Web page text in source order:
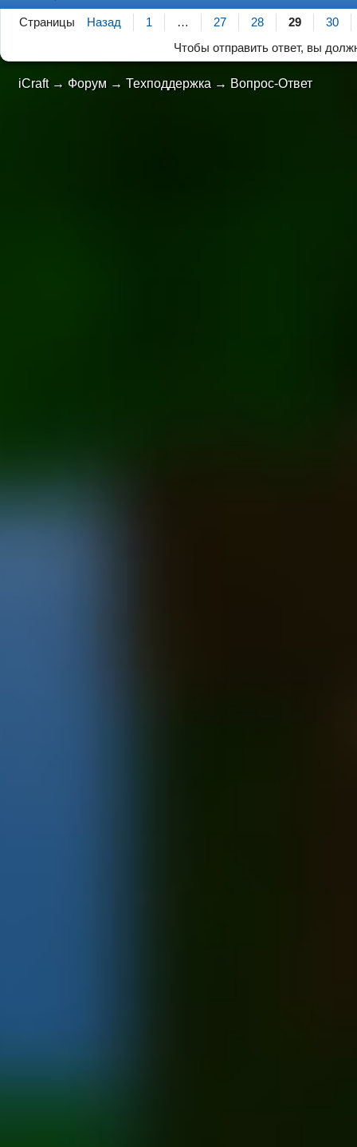
Страницы Назад 1 … 27 28 29
30
Чтобы отправить ответ, вы
iCraft → Форум →Техподдержка → Вопрос-Ответ